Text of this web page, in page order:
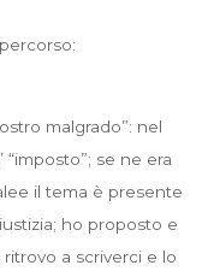
malgrado”: nel
se ne era
il tema è presente
ho proposto e
a scriverci e lo